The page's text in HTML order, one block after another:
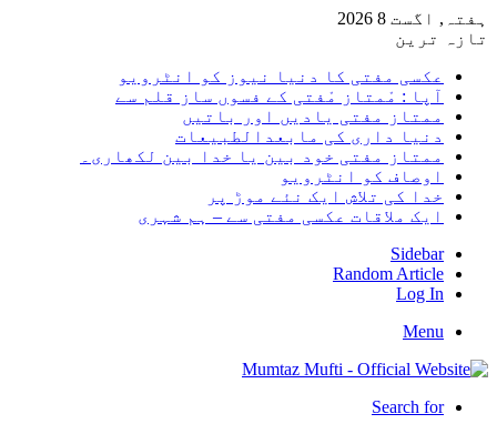
ہفتہ, اگست 8 2026
تازہ ترین
عکسی مفتی کا دنیا نیوز کو انٹرویو
آپا : مْمتاز مْفتی کے فسوں ساز قلم سے
ممتاز مفتی یادیں اور باتیں
دنیا داری کی مابعدالطبیعات
ممتاز مفتی خود بین یا خدا بین لکھاری۔
اوصاف کو انٹرویو
خدا کی تلاش ایک نئے موڑ پر
ایک ملاقات عکسی مفتی سے – ہم شہری
Sidebar
Random Article
Log In
Menu
Search for